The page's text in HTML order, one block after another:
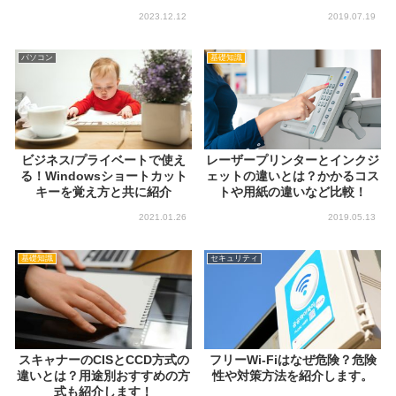
2023.12.12 2019.07.19
パソコン
ビジネス/プライベートで使え
る！Windowsショートカット
キーを覚え方と共に紹介
2021.01.26
基礎知識
レーザープリンターとインクジ
ェットの違いとは？かかるコス
トや用紙の違いなど比較！
2019.05.13
基礎知識
スキャナーのCISとCCD方式の
違いとは？用途別おすすめの方
式も紹介します！
セキュリティ
フリーWi-Fiはなぜ危険？危険
性や対策方法を紹介します。